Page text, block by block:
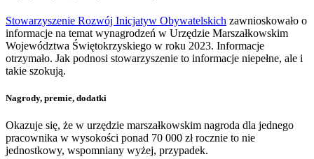
Stowarzyszenie Rozwój Inicjatyw Obywatelskich zawnioskowało o
informacje na temat wynagrodzeń w Urzędzie Marszałkowskim
Województwa Świętokrzyskiego w roku 2023. Informacje
otrzymało. Jak podnosi stowarzyszenie to informacje niepełne, ale i
takie szokują.
Nagrody, premie, dodatki
Okazuje się, że w urzędzie marszałkowskim nagroda dla jednego
pracownika w wysokości ponad 70 000 zł rocznie to nie
jednostkowy, wspomniany wyżej, przypadek.